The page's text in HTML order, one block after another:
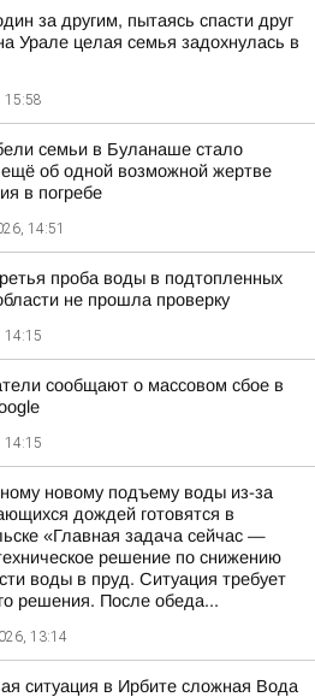
за другим, пытаясь спасти друг
Урале целая семья задохнулась в
15:58
семьи в Буланаше стало
ещё об одной возможной жертве
в погребе
14:51
проба воды в подтопленных
не прошла проверку
14:15
сообщают о массовом сбое в
14:15
новому подъему воды из-за
дождей готовятся в
«Главная задача сейчас —
решение по снижению
воды в пруд. Ситуация требует
решения. После обеда...
13:14
ситуация в Ирбите сложная Вода